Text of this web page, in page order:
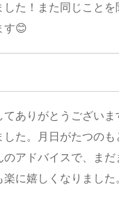
た！また同じこと
す😊
ありがとうござい
た。月日がたつの
アドバイスで、ま
に嬉しくなりまし